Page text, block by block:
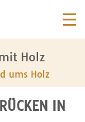
Holz
ums Holz
IN